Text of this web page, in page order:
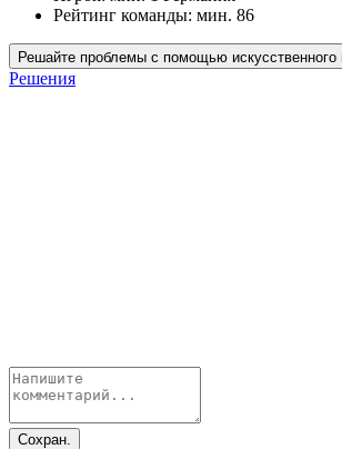
Рейтинг команды: мин. 86
Решайте проблемы с помощью искусственного
Решения
Сохран.